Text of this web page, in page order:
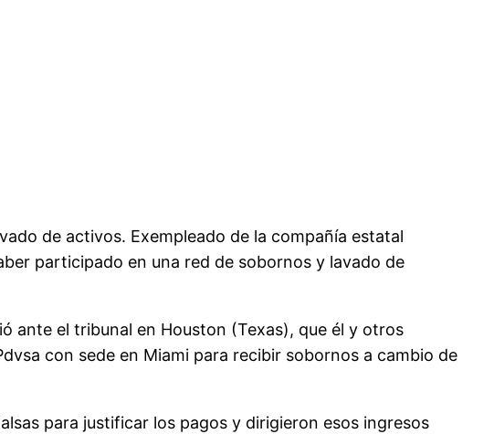
de activos. Exempleado de la compañía estatal
participado en una red de sobornos y lavado de
ante el tribunal en Houston (Texas), que él y otros
con sede en Miami para recibir sobornos a cambio de
para justificar los pagos y dirigieron esos ingresos